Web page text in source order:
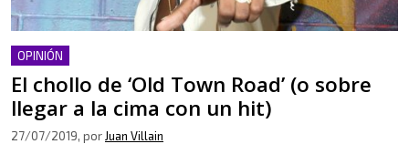
OPINIÓN
El chollo de ‘Old Town Road’ (o sobre
llegar a la cima con un hit)
27/07/2019, por Juan Villain